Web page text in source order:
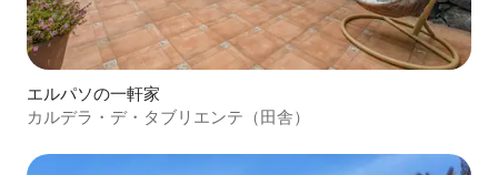
エルパソの一軒家
カルデラ・デ・タブリエンテ（田舎）